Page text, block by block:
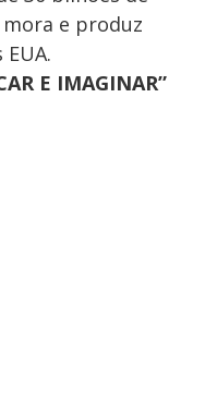
e produz
E IMAGINAR”